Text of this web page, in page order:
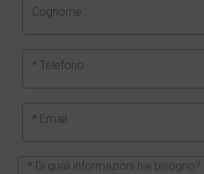
Cognome
* Telefono
* Email
* Di quali informazioni hai bisogno?